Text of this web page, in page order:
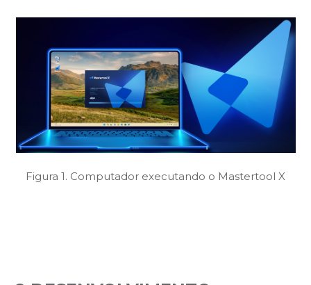
Figura 1. Computador executando o Mastertool X